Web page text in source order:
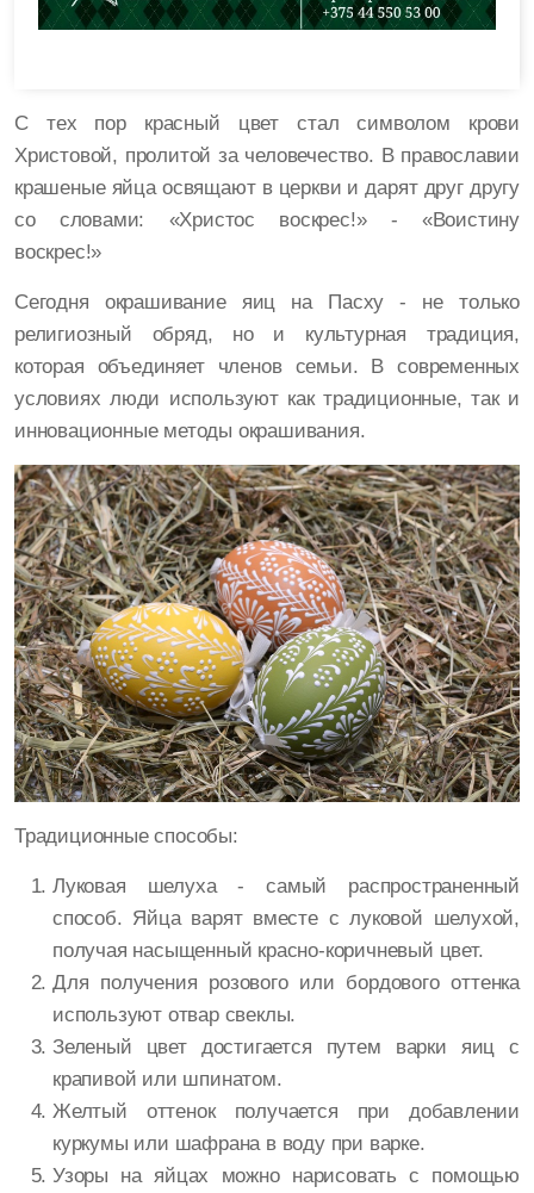
С тех пор красный цвет стал символом крови
Христовой, пролитой за человечество. В православии
крашеные яйца освящают в церкви и дарят друг другу
со словами: «Христос воскрес!» - «Воистину
воскрес!»
Сегодня окрашивание яиц на Пасху - не только
религиозный обряд, но и культурная традиция,
которая объединяет членов семьи. В современных
условиях люди используют как традиционные, так и
инновационные методы окрашивания.
Традиционные способы:
Луковая шелуха - самый распространенный
способ. Яйца варят вместе с луковой шелухой,
получая насыщенный красно-коричневый цвет.
Для получения розового или бордового оттенка
используют отвар свеклы.
Зеленый цвет достигается путем варки яиц с
крапивой или шпинатом.
Желтый оттенок получается при добавлении
куркумы или шафрана в воду при варке.
Узоры на яйцах можно нарисовать с помощью